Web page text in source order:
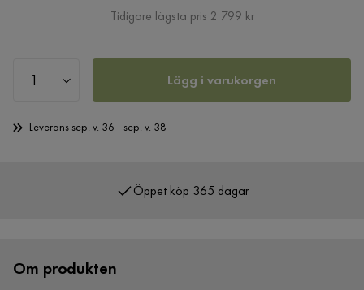
Pris
Tidigare lägsta pris 2 799 kr
Lägg i varukorgen
Leverans sep. v. 36 - sep. v. 38
Öppet köp 365 dagar
Om produkten